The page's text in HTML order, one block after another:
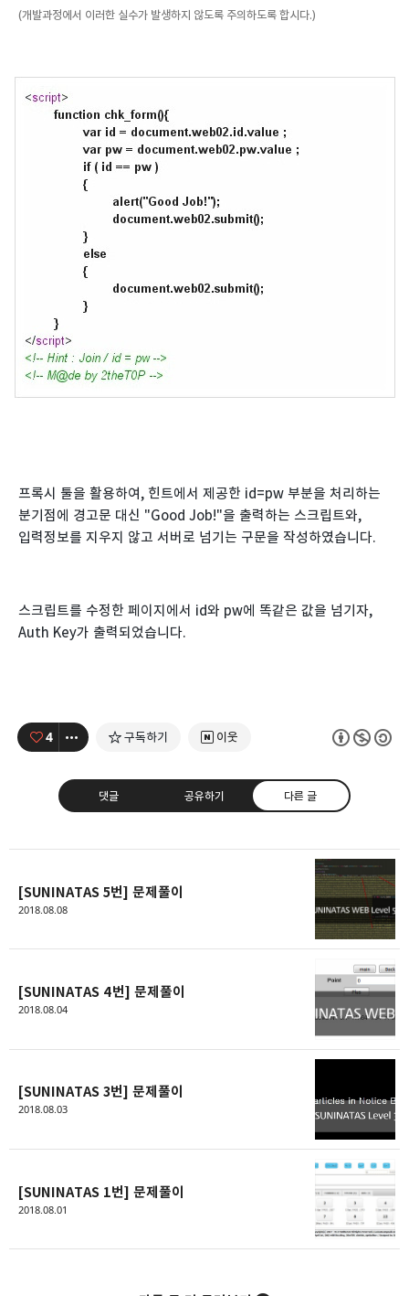
(개발과정에서 이러한 실수가 발생하지 않도록 주의하도록 합시다.)
프록시 툴을 활용하여, 힌트에서 제공한 id=pw 부분을 처리하는
분기점에 경고문 대신 "Good Job!"을 출력하는 스크립트와,
입력정보를 지우지 않고 서버로 넘기는 구문을 작성하였습니다.
스크립트를 수정한 페이지에서 id와 pw에 똑같은 값을 넘기자,
Auth Key가 출력되었습니다.
4 구독하기 이웃
댓글 공유하기 다른 글
모두의 근삼이
[SUNINATAS 5번] 문제풀이
2018.08.08
[SUNINATAS 4번] 문제풀이
2018.08.04
[SUNINATAS 3번] 문제풀이
2018.08.03
[SUNINATAS 1번] 문제풀이
2018.08.01